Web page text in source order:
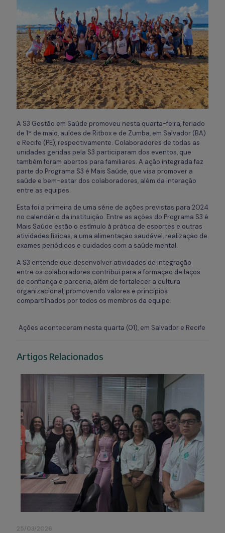
A S3 Gestão em Saúde promoveu nesta quarta-feira, feriado
de 1º de maio, aulões de Ritbox e de Zumba, em Salvador (BA)
e Recife (PE), respectivamente. Colaboradores de todas as
unidades geridas pela S3 participaram dos eventos, que
também foram abertos para familiares. A ação integrada faz
parte do Programa S3 é Mais Saúde, que visa promover a
saúde e bem-estar dos colaboradores, além da interação
entre as equipes.
Esta foi a primeira de uma série de ações previstas para 2024
no calendário da instituição. Entre as ações do Programa S3 é
Mais Saúde estão o estímulo à prática de esportes e outras
atividades físicas, a uma alimentação saudável, realização de
exames periódicos e cuidados com a saúde mental.
A S3 entende que desenvolver atividades de integração
entre os colaboradores contribui para a formação de laços
de confiança e parceria, além de fortalecer a cultura
organizacional, promovendo valores e princípios
compartilhados por todos os membros da equipe.
Ações aconteceram nesta quarta (01), em Salvador e Recife
Artigos Relacionados
25/03/2026